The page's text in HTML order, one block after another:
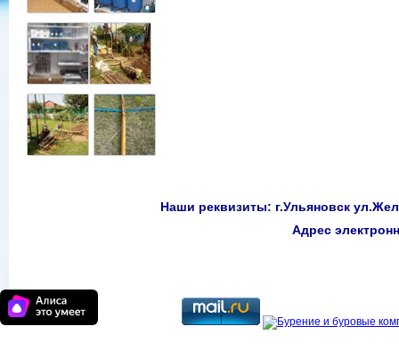
Наши реквизиты: г.Ульяновск
Адрес